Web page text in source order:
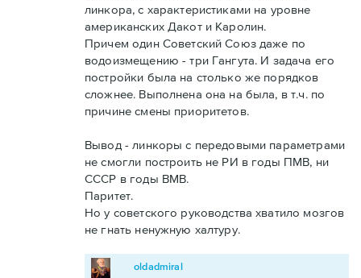
линкора, с характеристиками на уровне
американских Дакот и Каролин.
Причем один Советский Союз даже по
водоизмещению - три Гангута. И задача его
постройки была на столько же порядков
сложнее. Выполнена она на была, в т.ч. по
причине смены приоритетов.
Вывод - линкоры с передовыми параметрами
не смогли построить не РИ в годы ПМВ, ни
СССР в годы ВМВ.
Паритет.
Но у советского руководства хватило мозгов
не гнать ненужную халтуру.
oldadmiral